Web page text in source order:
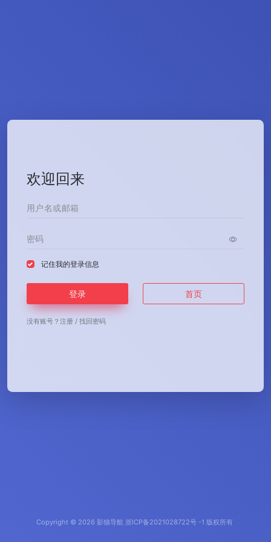
欢迎回来
记住我的登录信息
登录 首页
没有账号？ 注册 / 找回密码
Copyright © 2026 影猫导航 浙ICP备2021028722号 -1 版权所有